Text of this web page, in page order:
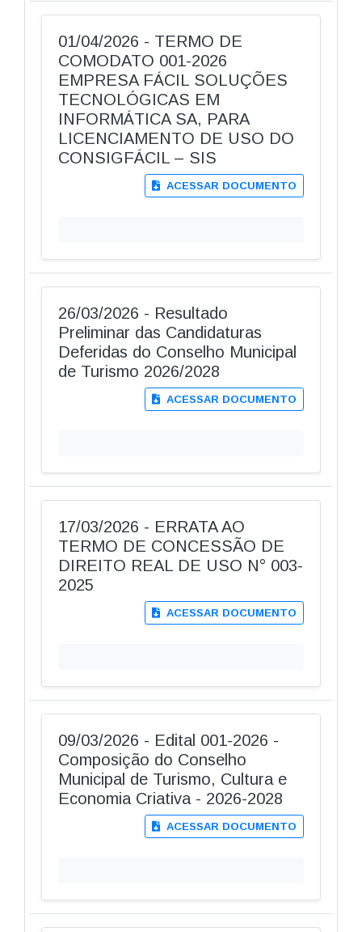
01/04/2026 - TERMO DE
COMODATO 001-2026
EMPRESA FÁCIL SOLUÇÕES
TECNOLÓGICAS EM
INFORMÁTICA SA, PARA
LICENCIAMENTO DE USO DO
CONSIGFÁCIL – SIS
ACESSAR DOCUMENTO
26/03/2026 - Resultado
Preliminar das Candidaturas
Deferidas do Conselho Municipal
de Turismo 2026/2028
ACESSAR DOCUMENTO
17/03/2026 - ERRATA AO
TERMO DE CONCESSÃO DE
DIREITO REAL DE USO N° 003-
2025
ACESSAR DOCUMENTO
09/03/2026 - Edital 001-2026 -
Composição do Conselho
Municipal de Turismo, Cultura e
Economia Criativa - 2026-2028
ACESSAR DOCUMENTO